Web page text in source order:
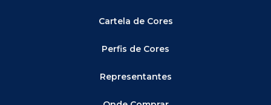
Cartela de Cores
Perfis de Cores
Representantes